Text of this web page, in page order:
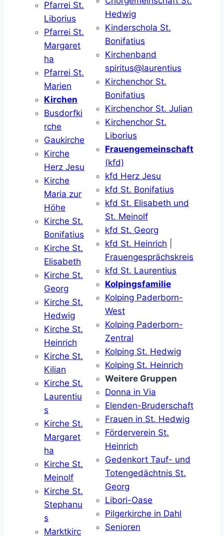
Pfarrei St.
Liborius
Pfarrei St.
Margaret
ha
Pfarrei St.
Marien
Kirchen
Busdorfki
rche
Gaukirche
Kirche
Herz Jesu
Kirche
Maria zur
Höhe
Kirche St.
Bonifatius
Kirche St.
Elisabeth
Kirche St.
Georg
Kirche St.
Hedwig
Kirche St.
Heinrich
Kirche St.
Kilian
Kirche St.
Laurentiu
s
Kirche St.
Margaret
ha
Kirche St.
Meinolf
Kirche St.
Stephanu
s
Marktkirc
Hedwig
Kinderschola St.
Bonifatius
Kirchenband
spiritus@laurentius
Kirchenchor St.
Bonifatius
Kirchenchor St. Julian
Kirchenchor St.
Liborius
Frauengemeinschaft
(kfd)
kfd Herz Jesu
kfd St. Bonifatius
kfd St. Elisabeth und
St. Meinolf
kfd St. Georg
kfd St. Heinrich
Frauengesprächskreis
kfd St. Laurentius
Kolpingsfamilie
Kolping Paderborn-
West
Kolping Paderborn-
Zentral
Kolping St. Hedwig
Kolping St. Heinrich
Weitere Gruppen
Donna in Via
Elenden-Bruderschaft
Frauen in St. Hedwig
Förderverein St.
Heinrich
Gedenkort Tauf- und
Totengedächtnis St.
Georg
Libori-Oase
Pilgerkirche in Dahl
Senioren